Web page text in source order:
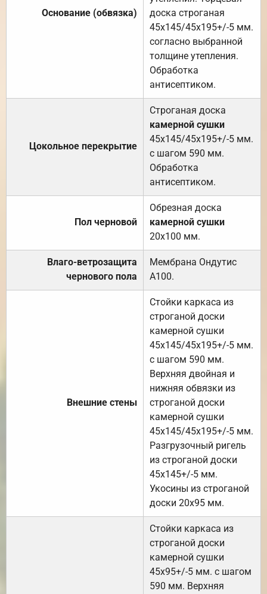
Основание (обвязка)
доска строганая
45х145/45х195+/-5 мм.
согласно выбранной
толщине утепления.
Обработка
антисептиком.
Цокольное перекрытие
Строганая доска
камерной сушки
45х145/45х195+/-5 мм.
с шагом 590 мм.
Обработка
антисептиком.
Пол черновой
Обрезная доска
камерной сушки
20х100 мм.
Влаго-ветрозащита
чернового пола
Мембрана Ондутис
А100.
Внешние стены
Стойки каркаса из
строганой доски
камерной сушки
45х145/45х195+/-5 мм.
с шагом 590 мм.
Верхняя двойная и
нижняя обвязки из
строганой доски
камерной сушки
45х145/45х195+/-5 мм.
Разгрузочный ригель
из строганой доски
45х145+/-5 мм.
Укосины из строганой
доски 20х95 мм.
Стойки каркаса из
строганой доски
камерной сушки
45х95+/-5 мм. с шагом
590 мм. Верхняя